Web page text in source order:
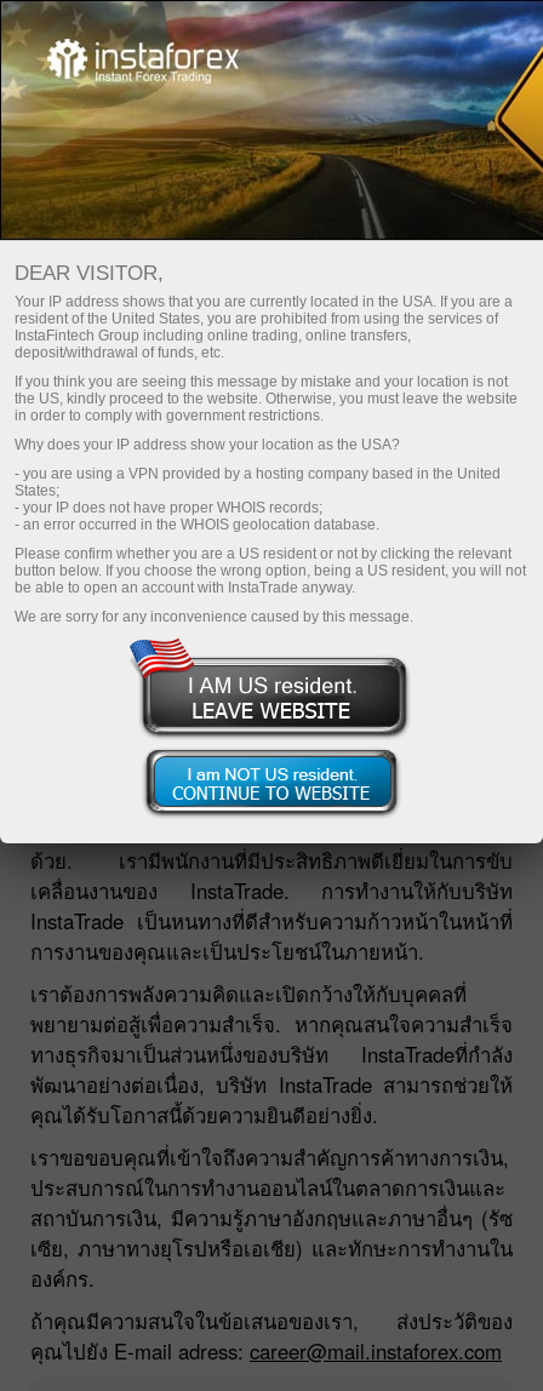
หลัก ติดต่อเรา
ตำแหน่งงานว่างที่ InstaTrade
ความสำเร็จของบริษัทเป็นผลได้โดยบุคคลากรของบริษัทจริงๆ.
เข้าร่วมและทำความรู้จักกับทีมงานที่แต่ละคนมีคุณสมบัติ
เหมาะสมและทำงานด้วยความชำนาญ
ส่ง CV ของคุณ
ดาวน์โหลดแพลตฟอร์มการซื้อขาย
การดูแลพนักงานเป็นหนึ่งในความสำคัญหลักของบริษัท
InstaTrade สร้างความมั่นใจและความเป็นผู้นำ.
วันนี้บริษัท InstaTrade มีพนักงานมากกว่า 120 คนไม่
เพียงแต่ทำงานในรัซเซีย, แต่ทำงานในยุโรปและเอเชีย
ด้วย. เรามีพนักงานที่มีประสิทธิภาพดีเยี่ยมในการขับ
เคลื่อนงานของ InstaTrade. การทำงานให้กับบริษัท
InstaTrade เป็นหนทางที่ดีสำหรับความก้าวหน้าในหน้าที่
การงานของคุณและเป็นประโยชน์ในภายหน้า.
เราต้องการพลังความคิดและเปิดกว้างให้กับบุคคลที่
พยายามต่อสู้เพื่อความสำเร็จ. หากคุณสนใจความสำเร็จ
ทางธุรกิจมาเป็นส่วนหนึ่งของบริษัท InstaTradeที่กำลัง
พัฒนาอย่างต่อเนื่อง, บริษัท InstaTrade สามารถช่วยให้
คุณได้รับโอกาสนี้ด้วยความยินดีอย่างยิ่ง.
เราขอขอบคุณที่เข้าใจถึงความสำคัญการค้าทางการเงิน,
ประสบการณ์ในการทำงานออนไลน์ในตลาดการเงินและ
สถาบันการเงิน, มีความรู้ภาษาอังกฤษและภาษาอื่นๆ (รัซ
เซีย, ภาษาทางยุโรปหรือเอเชีย) และทักษะการทำงานใน
องค์กร.
ถ้าคุณมีความสนใจในข้อเสนอของเรา, ส่งประวัติของ
DEAR VISITOR,
Your IP address shows that you are currently located in the USA. If you are a
resident of the United States, you are prohibited from using the services of
InstaFintech Group including online trading, online transfers,
deposit/withdrawal of funds, etc.
If you think you are seeing this message by mistake and your location is not
the US, kindly proceed to the website. Otherwise, you must leave the website
in order to comply with government restrictions.
Why does your IP address show your location as the USA?
- you are using a VPN provided by a hosting company based in the United
States;
- your IP does not have proper WHOIS records;
- an error occurred in the WHOIS geolocation database.
Please confirm whether you are a US resident or not by clicking the relevant
button below. If you choose the wrong option, being a US resident, you will not
be able to open an account with InstaTrade anyway.
We are sorry for any inconvenience caused by this message.